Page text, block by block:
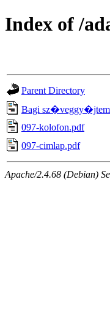
Index of /
Parent Directory
Bagi
097-kolofon.pdf
097-cimlap.pdf
Apache/2.4.68 (Debian)